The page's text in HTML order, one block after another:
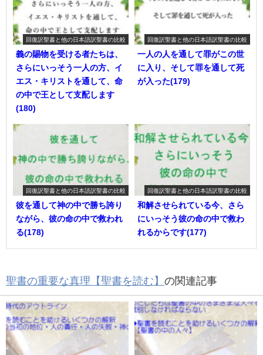
回復訳聖書と他の日本語訳聖書の比較
義の賜物を受ける者たちは、
さらにいっそう一人の方、イ
エス・キリストを通して、命
の中で王として支配します
(180)
回復訳聖書と他の日本語訳聖書の比較
一人の人を通して罪がこの世
に入り、そして罪を通して死
が入った(179)
回復訳聖書と他の日本語訳聖書の比較
彼を通して神の中で勝ち誇り
ながら、彼の命の中で救われ
る(178)
回復訳聖書と他の日本語訳聖書の比較
和解させられている今、さら
にいっそう彼の命の中で救わ
れるからです(177)
聖書の重要な真理【聖書を読む】 の関連記事